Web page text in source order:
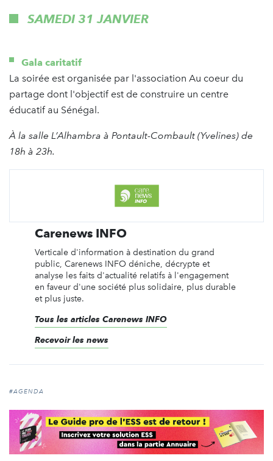
SAMEDI 31 JANVIER
Gala caritatif
La soirée est organisée par l'association Au coeur du
partage dont l'objectif est de construire un centre
éducatif au Sénégal.
À la salle L’Alhambra à Pontault-Combault (Yvelines) de
18h à 23h.
Carenews INFO
Verticale d'information à destination du grand
public, Carenews INFO déniche, décrypte et
analyse les faits d'actualité relatifs à l'engagement
en faveur d'une société plus solidaire, plus durable
et plus juste.
Tous les articles Carenews INFO
Recevoir les news
#AGENDA